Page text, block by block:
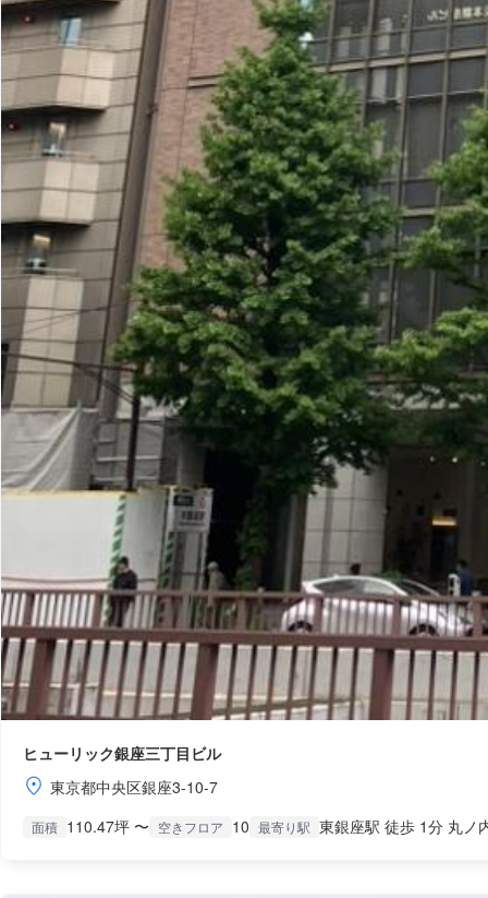
ヒューリック銀座三丁目ビル
東京都中央区銀座3-10-7
面積 110.47坪 〜 空きフロア 10 最寄り駅 東銀座駅 徒歩 1分 丸ノ